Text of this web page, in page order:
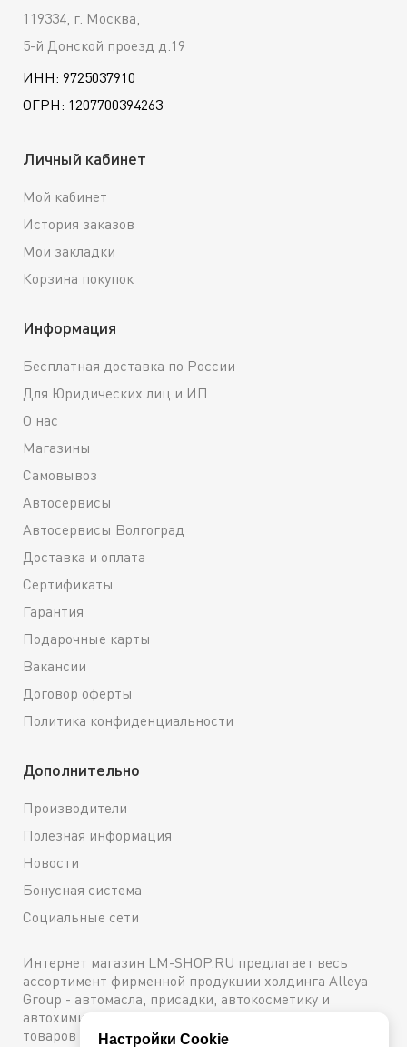
119334, г. Москва,
5-й Донской проезд д.19
ИНН: 9725037910
ОГРН: 1207700394263
Личный кабинет
Мой кабинет
История заказов
Мои закладки
Корзина покупок
Информация
Бесплатная доставка по России
Для Юридических лиц и ИП
О нас
Магазины
Самовывоз
Автосервисы
Автосервисы Волгоград
Доставка и оплата
Сертификаты
Гарантия
Подарочные карты
Вакансии
Договор оферты
Политика конфиденциальности
Дополнительно
Производители
Полезная информация
Новости
Бонусная система
Социальные сети
Интернет магазин LM-SHOP.RU предлагает весь
ассортимент фирменной продукции холдинга Alleya
Group - автомасла, присадки, автокосметику и
автохимию. Каталог содержит подробное описание
товаров с техническими характеристиками и ценами.
Настройки Cookie